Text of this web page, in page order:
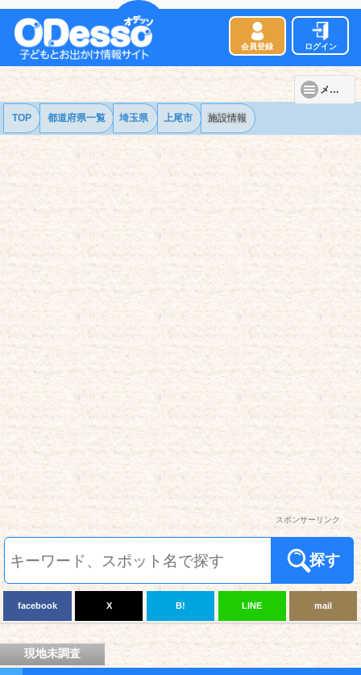
会員登録 ログイン
メニュー
TOP 都道府県一覧 埼玉県 上尾市 施設情報
スポンサーリンク
探す
facebook X B! LINE mail
現地未調査